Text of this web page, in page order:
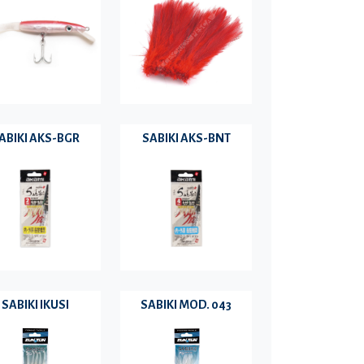
AKS-BGR SABIKI AKS-BNT
SABIKI IKUSI SABIKI MOD. 043